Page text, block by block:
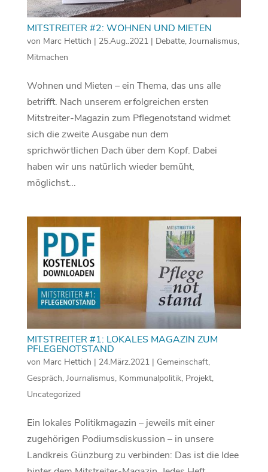
MITSTREITER #2: WOHNEN UND MIETEN
von Marc Hettich | 25.Aug..2021| Debatte, Journalismus,
Mitmachen
Wohnen und Mieten – ein Thema, das uns alle
betrifft. Nach unserem erfolgreichen ersten
Mitstreiter-Magazin zum Pflegenotstand widmet
sich die zweite Ausgabe nun dem
sprichwörtlichen Dach über dem Kopf. Dabei
haben wir uns natürlich wieder bemüht,
möglichst...
MITSTREITER #1: LOKALES MAGAZIN ZUM
PFLEGENOTSTAND
von Marc Hettich | 24.März.2021| Gemeinschaft,
Gespräch, Journalismus, Kommunalpolitik, Projekt,
Uncategorized
Ein lokales Politikmagazin – jeweils mit einer
zugehörigen Podiumsdiskussion – in unsere
Landkreis Günzburg zu verbinden: Das ist die Idee